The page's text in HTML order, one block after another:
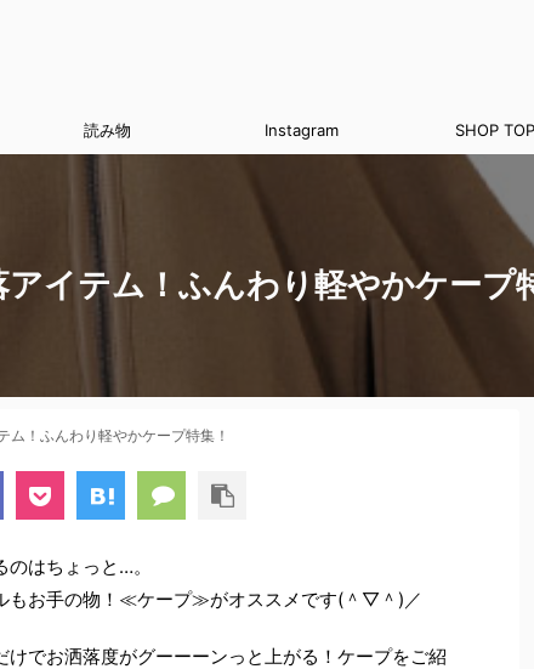
読み物 Instagram SHOP TOP
イテム！ふんわり軽やかケープ
ム！ふんわり軽やかケープ特集！
はちょっと…。
もお手の物！≪ケープ≫がオススメです(＾▽＾)／
でお洒落度がグーーーンっと上がる！ケープをご紹